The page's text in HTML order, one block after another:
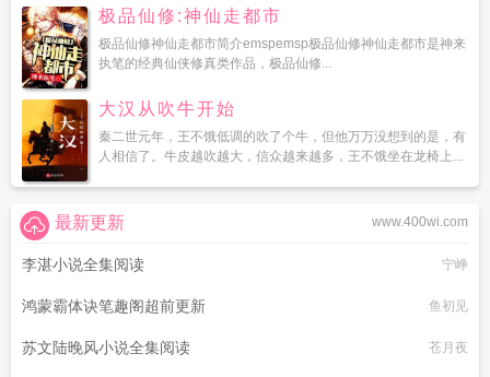
极品仙修:神仙走都市
极品仙修神仙走都市简介emspemsp极品仙修神仙走都市是神来
执笔的经典仙侠修真类作品，极品仙修...
大汉从吹牛开始
秦二世元年，王不饿低调的吹了个牛，但他万万没想到的是，有
人相信了。牛皮越吹越大，信众越来越多，王不饿坐在龙椅上...
www.400wi.com
最新更新
李湛小说全集阅读 宁峥
鸿蒙霸体诀笔趣阁超前更新 鱼初见
苏文陆晚风小说全集阅读 苍月夜